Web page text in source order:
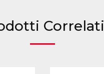
Correlati